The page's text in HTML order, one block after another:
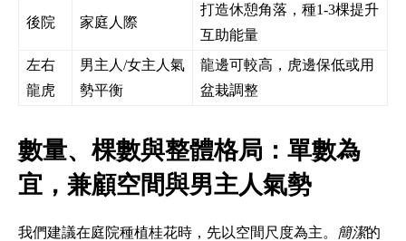
後院 家庭人際
打造休憩角落，種1-3棵提升
互助能量
左右
龍虎
男主人/女主人氣
勢平衡
龍邊可較高，虎邊保低或用
盆栽調整
數量、棵數與整體格局：單數為
宜，兼顧空間與男主人氣勢
我們建議在庭院種植桂花時，先以空間尺度為主。 簡潔的